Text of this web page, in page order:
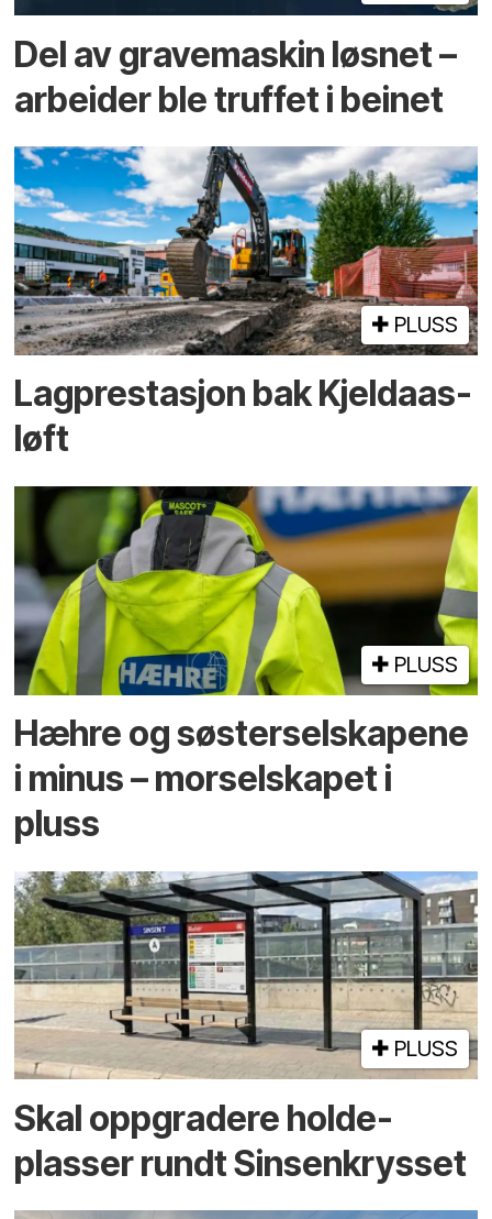
Del av grave­maskin løsnet –
arbeider ble truffet i beinet
PLUSS
Lagprestasjon bak Kjeldaas-
løft
PLUSS
Hæhre og søster­selskapene
i minus – mor­selskapet i
pluss
PLUSS
Skal oppgradere holde­
plasser rundt Sinsenkrysset